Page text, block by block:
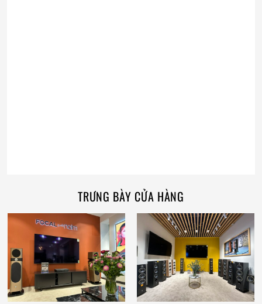
TRƯNG BÀY CỬA HÀNG